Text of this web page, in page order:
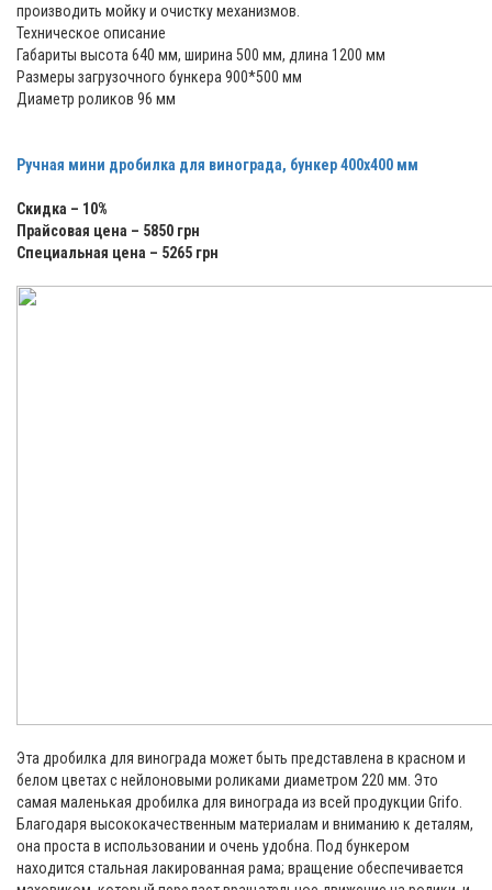
производить мойку и очистку механизмов.
Техническое описание
Габариты высота 640 мм, ширина 500 мм, длина 1200 мм
Размеры загрузочного бункера 900*500 мм
Диаметр роликов 96 мм
Ручная мини дробилка для винограда, бункер 400х400 мм
Скидка – 10%
Прайсовая цена – 5850 грн
Специальная цена – 5265 грн
Эта дробилка для винограда может быть представлена в красном и
белом цветах с нейлоновыми роликами диаметром 220 мм. Это
самая маленькая дробилка для винограда из всей продукции Grifo.
Благодаря высококачественным материалам и вниманию к деталям,
она проста в использовании и очень удобна. Под бункером
находится стальная лакированная рама; вращение обеспечивается